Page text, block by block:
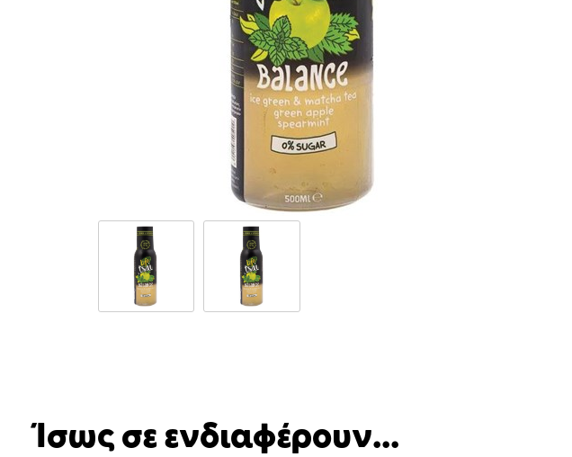
Ίσως σε ενδιαφέρουν...